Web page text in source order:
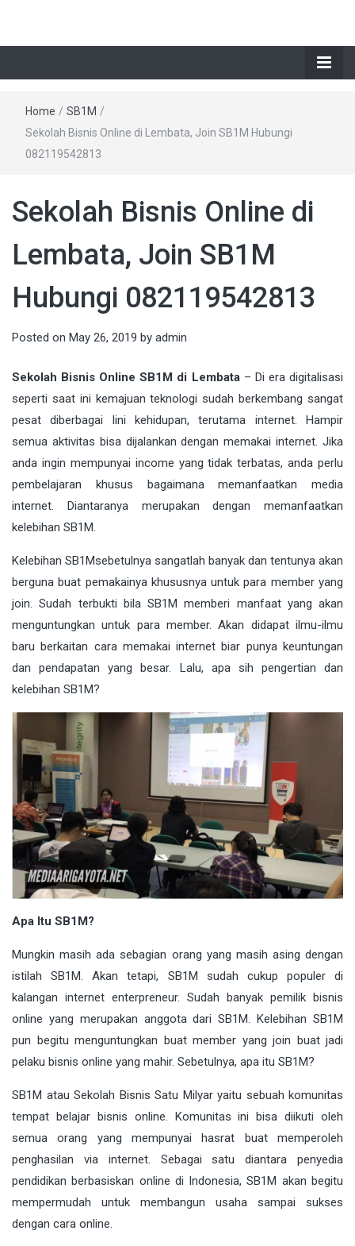
Home / SB1M /
Sekolah Bisnis Online di Lembata, Join SB1M Hubungi
082119542813
Sekolah Bisnis Online di
Lembata, Join SB1M
Hubungi 082119542813
Posted on May 26, 2019 by admin
Sekolah Bisnis Online SB1M di Lembata– Di eradigitalisasi
seperti saat ini kemajuan teknologi sudah berkembang sangat
pesat diberbagai lini kehidupan, terutama internet. Hampir
semua aktivitas bisa dijalankan dengan memakai internet. Jika
anda ingin mempunyai income yang tidak terbatas, anda perlu
pembelajaran khusus bagaimana memanfaatkan media
internet. Diantaranya merupakan dengan memanfaatkan
kelebihan SB1M
Kelebihan SB1Msebetulnya sangatlah banyak dan tentunya akan
berguna buat pemakainya khususnya untuk para member yang
join. Sudah terbukti bila SB1M memberi manfaat yang akan
menguntungkan untuk para member. Akan didapat ilmu-ilmu
baru berkaitan cara memakai internet biar punya keuntungan
dan pendapatan yang besar. Lalu, apa sih pengertian dan
kelebihan SB1M?
Apa Itu SB1M?
Mungkin masih ada sebagian orang yang masih asing dengan
istilah SB1M. Akan tetapi, SB1M sudah cukup populer di
kalangan internet enterpreneur. Sudah banyak pemilik bisnis
online yang merupakan anggota dari SB1M. Kelebihan SB1M
pun begitu menguntungkan buat member yang join buat jadi
pelaku bisnis online yang mahir. Sebetulnya, apa itu SB1M?
SB1M atau Sekolah Bisnis Satu Milyar yaitu sebuah komunitas
tempat belajar bisnis online. Komunitas ini bisa diikuti oleh
semua orang yang mempunyai hasrat buat memperoleh
penghasilan via internet. Sebagai satu diantara penyedia
pendidikan berbasiskan online di Indonesia, SB1M akan begitu
mempermudah untuk membangun usaha sampai sukses
dengan cara online.